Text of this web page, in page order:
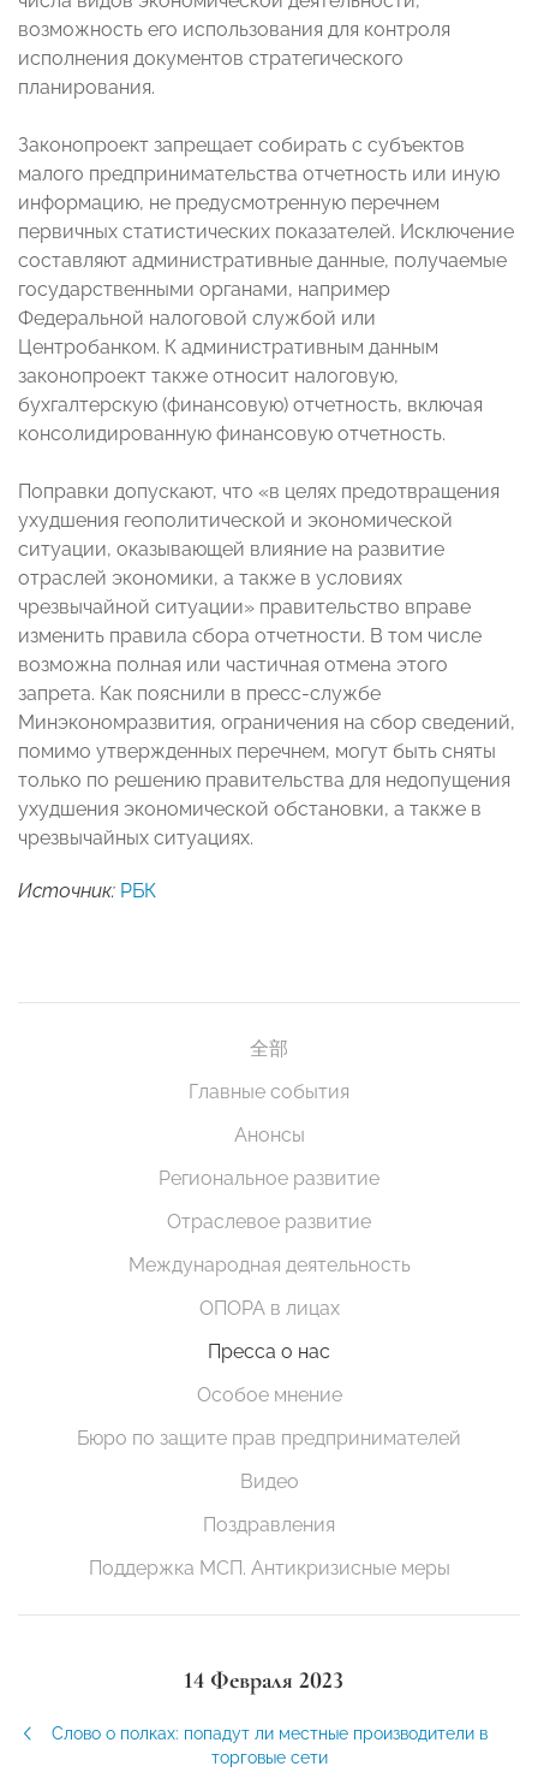
возможность его использования для контроля
исполнения документов стратегического
планирования.
Законопроект запрещает собирать с субъектов
малого предпринимательства отчетность или иную
информацию, не предусмотренную перечнем
первичных статистических показателей. Исключение
составляют административные данные, получаемые
государственными органами, например
Федеральной налоговой службой или
Центробанком. К административным данным
законопроект также относит налоговую,
бухгалтерскую (финансовую) отчетность, включая
консолидированную финансовую отчетность.
Поправки допускают, что «в целях предотвращения
ухудшения геополитической и экономической
ситуации, оказывающей влияние на развитие
отраслей экономики, а также в условиях
чрезвычайной ситуации» правительство вправе
изменить правила сбора отчетности. В том числе
возможна полная или частичная отмена этого
запрета. Как пояснили в пресс-службе
Минэкономразвития, ограничения на сбор сведений,
помимо утвержденных перечнем, могут быть сняты
только по решению правительства для недопущения
ухудшения экономической обстановки, а также в
чрезвычайных ситуациях.
Источник: РБК
全部
Главные события
Анонсы
Региональное развитие
Отраслевое развитие
Международная деятельность
ОПОРА в лицах
Пресса о нас
Особое мнение
Бюро по защите прав предпринимателей
Видео
Поздравления
Поддержка МСП. Антикризисные меры
14 Февраля 2023
Слово о полках: попадут ли местные производители в
торговые сети